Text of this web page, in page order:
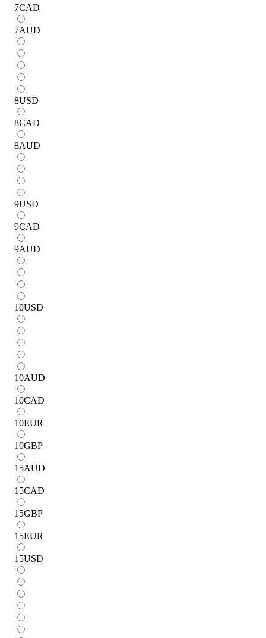
7CAD
7AUD
8USD
8CAD
8AUD
9USD
9CAD
9AUD
10USD
10AUD
10CAD
10EUR
10GBP
15AUD
15CAD
15GBP
15EUR
15USD